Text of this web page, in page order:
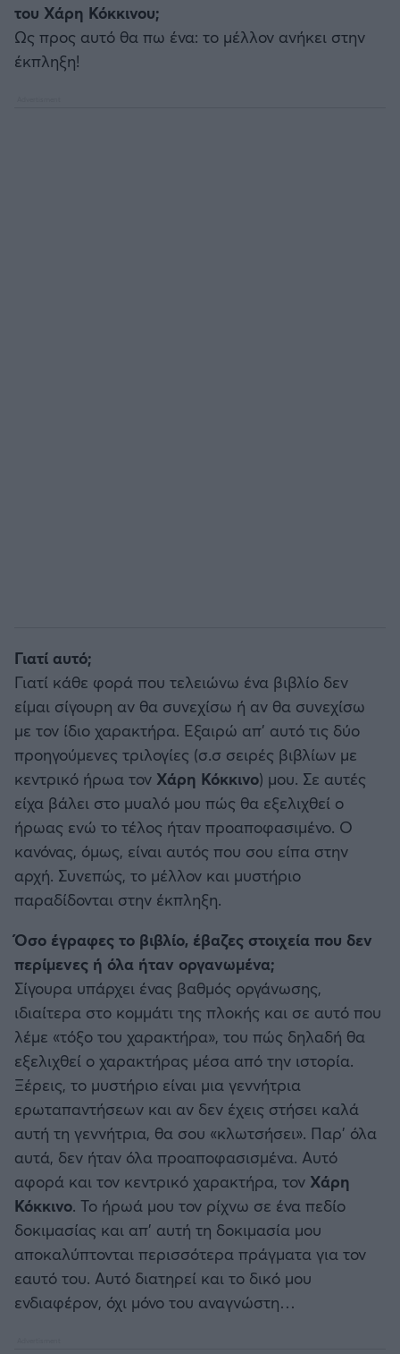
Παρί Σεν Ζερμέν
του Χάρη Κόκκινου;
Ως προς αυτό θα πω ένα: το μέλλον ανήκει στην
έκπληξη!
Γιατί αυτό;
Γιατί κάθε φορά που τελειώνω ένα βιβλίο δεν
είμαι σίγουρη αν θα συνεχίσω ή αν θα συνεχίσω
με τον ίδιο χαρακτήρα. Εξαιρώ απ’ αυτό τις δύο
προηγούμενες τριλογίες (σ.σ σειρές βιβλίων με
κεντρικό ήρωα τον Χάρη Κόκκινο) μου. Σε αυτές
είχα βάλει στο μυαλό μου πώς θα εξελιχθεί ο
ήρωας ενώ το τέλος ήταν προαποφασιμένο. Ο
κανόνας, όμως, είναι αυτός που σου είπα στην
αρχή. Συνεπώς, το μέλλον και μυστήριο
παραδίδονται στην έκπληξη.
Όσο έγραφες το βιβλίο, έβαζες στοιχεία που δεν
περίμενες ή όλα ήταν οργανωμένα;
Σίγουρα υπάρχει ένας βαθμός οργάνωσης,
ιδιαίτερα στο κομμάτι της πλοκής και σε αυτό που
λέμε «τόξο του χαρακτήρα», του πώς δηλαδή θα
εξελιχθεί ο χαρακτήρας μέσα από την ιστορία.
Ξέρεις, το μυστήριο είναι μια γεννήτρια
ερωταπαντήσεων και αν δεν έχεις στήσει καλά
αυτή τη γεννήτρια, θα σου «κλωτσήσει». Παρ’ όλα
αυτά, δεν ήταν όλα προαποφασισμένα. Αυτό
αφορά και τον κεντρικό χαρακτήρα, τον Χάρη
Κόκκινο. Το ήρωά μου τον ρίχνω σε ένα πεδίο
δοκιμασίας και απ’ αυτή τη δοκιμασία μου
αποκαλύπτονται περισσότερα πράγματα για τον
εαυτό του. Αυτό διατηρεί και το δικό μου
ενδιαφέρον, όχι μόνο του αναγνώστη…